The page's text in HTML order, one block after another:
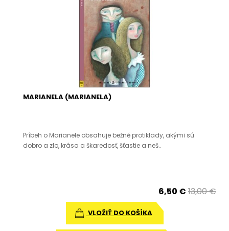
MARIANELA (MARIANELA)
Príbeh o Marianele obsahuje bežné protiklady, akými sú
dobro a zlo, krása a škaredosť, šťastie a neš..
6,50 € 13,00 €
VLOŽIŤ DO KOŠÍKA